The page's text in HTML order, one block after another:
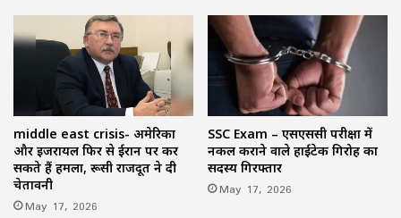
middle east crisis- अमेरिका
और इजरायल फिर से ईरान पर कर
सकते हैं हमला, रूसी राजदूत ने दी
चेतावनी
May 17, 2026
SSC Exam – एसएससी परीक्षा में
नकल कराने वाले हाईटेक गिरोह का
सदस्य गिरफ्तार
May 17, 2026